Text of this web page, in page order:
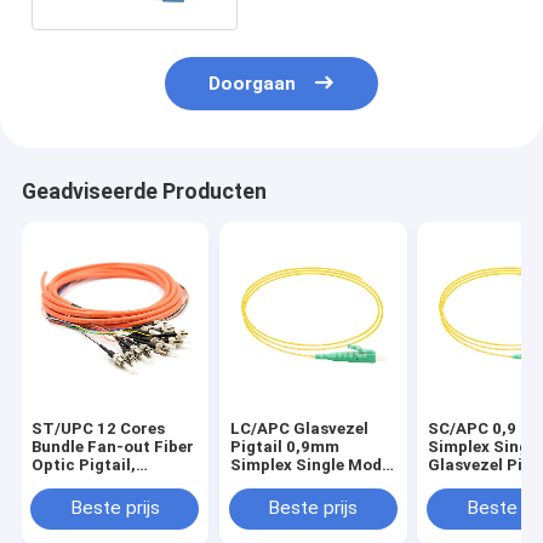
Doorgaan
Geadviseerde Producten
ST/UPC 12 Cores
Bundle Fan-out Fiber
Optic Pigtail,
62.5/125um, Oranje
Jacket
Beste prijs
LC/APC Glasvezel
Pigtail 0,9mm
Simplex Single Mode
Beste prijs
SC/APC 0,9
Simplex
Glasvezel
Beste